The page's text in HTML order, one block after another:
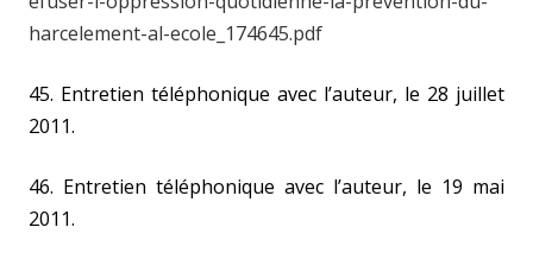
harcelement-al-ecole_174645.pdf
45. Entretien téléphonique avec l’auteur, le 28 juillet
2011.
46. Entretien téléphonique avec l’auteur, le 19 mai
2011.